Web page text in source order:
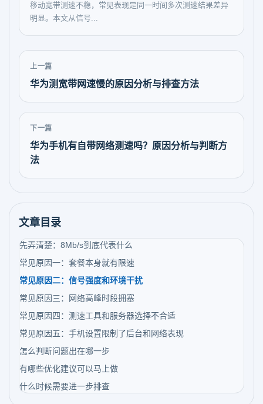
移动宽带测速不稳，常见表现是同一时间多次测速结果差异
明显。本文从信号...
上一篇
华为测宽带网速慢的原因分析与排查方法
下一篇
华为手机有自带网络测速吗？原因分析与判断方
法
文章目录
先弄清楚：8Mb/s到底代表什么
常见原因一：套餐本身就有限速
常见原因二：信号强度和环境干扰
常见原因三：网络高峰时段拥塞
常见原因四：测速工具和服务器选择不合适
常见原因五：手机设置限制了后台和网络表现
怎么判断问题出在哪一步
有哪些优化建议可以马上做
什么时候需要进一步排查